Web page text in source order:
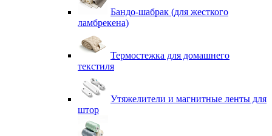
Бандо-шабрак (для жесткого
ламбрекена)
Термостежка для домашнего
текстиля
Утяжелители и магнитные ленты для
штор